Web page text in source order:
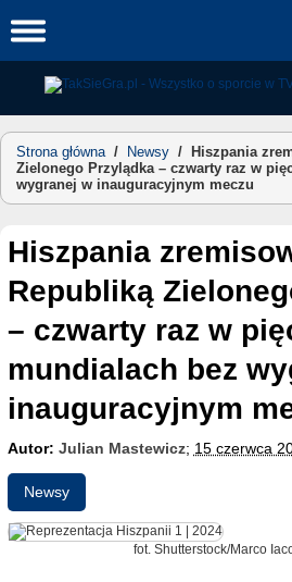
to
Strona główna/ Newsy /
Hiszpania
Zielonego Przylądka – czwarty raz w
wygranej w inauguracyjnym meczu
Hiszpania zremisowała 0:0 z
Republiką
– czwarty raz w
mundialach bez
inauguracyjnym
Autor: Julian Mastewicz; 15 czerwca
Newsy
fot. Shutterstock/Marco